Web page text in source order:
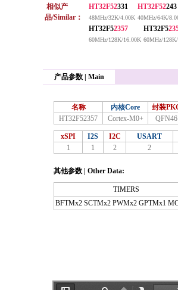
相似产
品/Similar：
HT32F52331
48MHz/32K/4.00K
HT32F52243
40MHz/64K/
HT32F52357
60MHz/128K/16.00K
HT32F5
60MHz/
产品参数 | Main
名称 内核Core 封装
HT32F52357
Cortex-M0+ QFN46
xSPI I2S I2C USART
1
1 2 2
其他参数 | Other Data:
TIMERS
BFTMx2 SCTMx2 PWMx2 GPTMx1